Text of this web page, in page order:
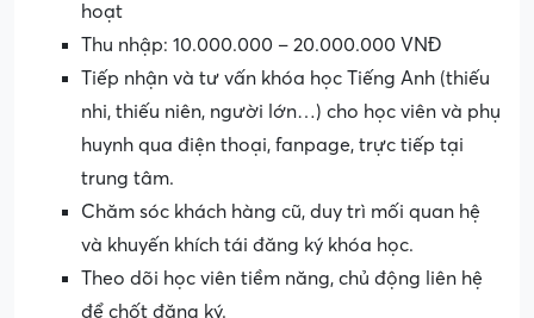
hoạt
Thu nhập: 10.000.000 – 20.000.000 VNĐ
Tiếp nhận và tư vấn khóa học Tiếng Anh (thiếu
nhi, thiếu niên, người lớn…) cho học viên và phụ
huynh qua điện thoại, fanpage, trực tiếp tại
trung tâm.
Chăm sóc khách hàng cũ, duy trì mối quan hệ
và khuyến khích tái đăng ký khóa học.
Theo dõi học viên tiềm năng, chủ động liên hệ
để chốt đăng ký.